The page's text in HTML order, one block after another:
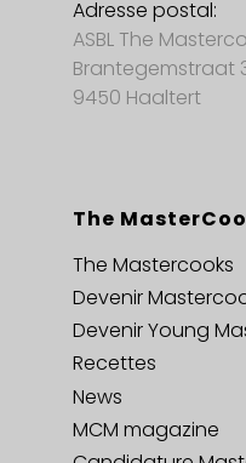
Adresse postal:
ASBL The
Brantegemstraat
9450 Haaltert
The
The Mastercooks
Devenir
Devenir Young
Recettes
News
MCM magazine